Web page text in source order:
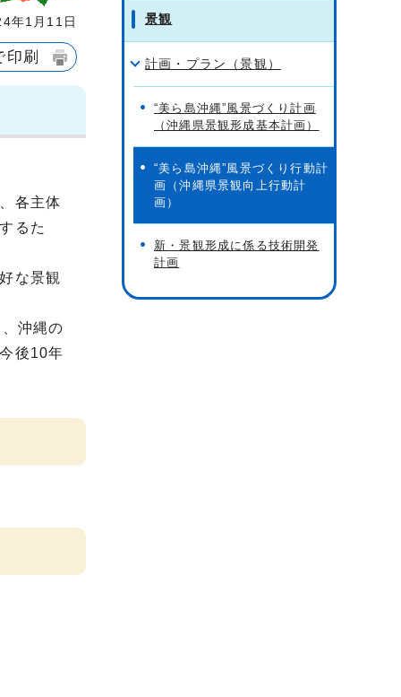
1月11日
印刷
各主体
るた
な景観
沖縄の
後10年
景観
計画・プラン（景観）
“美ら島沖縄”風景づくり計画
（沖縄県景観形成基本計画）
“美ら島沖縄”風景づくり行動計
画（沖縄県景観向上行動計
画）
新・景観形成に係る技術開発
計画